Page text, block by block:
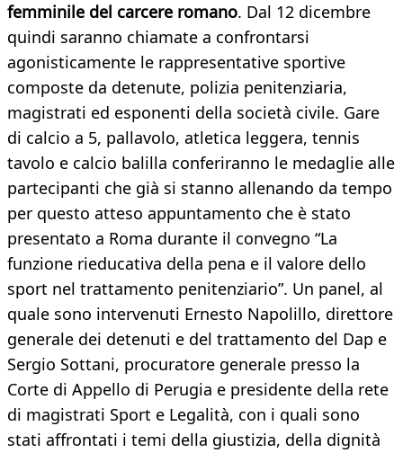
femminile del carcere romano. Dal 12 dicembre
quindi saranno chiamate a confrontarsi
agonisticamente le rappresentative sportive
composte da detenute, polizia penitenziaria,
magistrati ed esponenti della società civile. Gare
di calcio a 5, pallavolo, atletica leggera, tennis
tavolo e calcio balilla conferiranno le medaglie alle
partecipanti che già si stanno allenando da tempo
per questo atteso appuntamento che è stato
presentato a Roma durante il convegno “La
funzione rieducativa della pena e il valore dello
sport nel trattamento penitenziario”. Un panel, al
quale sono intervenuti Ernesto Napolillo, direttore
generale dei detenuti e del trattamento del Dap e
Sergio Sottani, procuratore generale presso la
Corte di Appello di Perugia e presidente della rete
di magistrati Sport e Legalità, con i quali sono
stati affrontati i temi della giustizia, della dignità